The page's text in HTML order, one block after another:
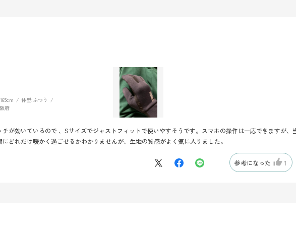
体型:ふつう
府
が効いているので 、Sサイズでジャストフィットで使いやすそうです。スマホの操作は一応できますが、
どれだけ暖かく過ごせるかわかりませんが、生地の質感がよく気に入りました。
参考になった 1